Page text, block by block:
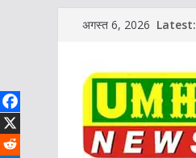
अगस्त 6, 2026 Latest: